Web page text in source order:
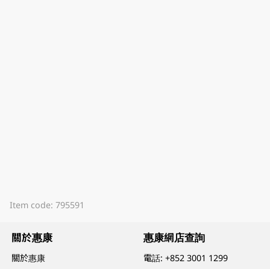
Item code: 795591
關於惠康
關於惠康
惠康網店查詢
電話:+852 3001 1299